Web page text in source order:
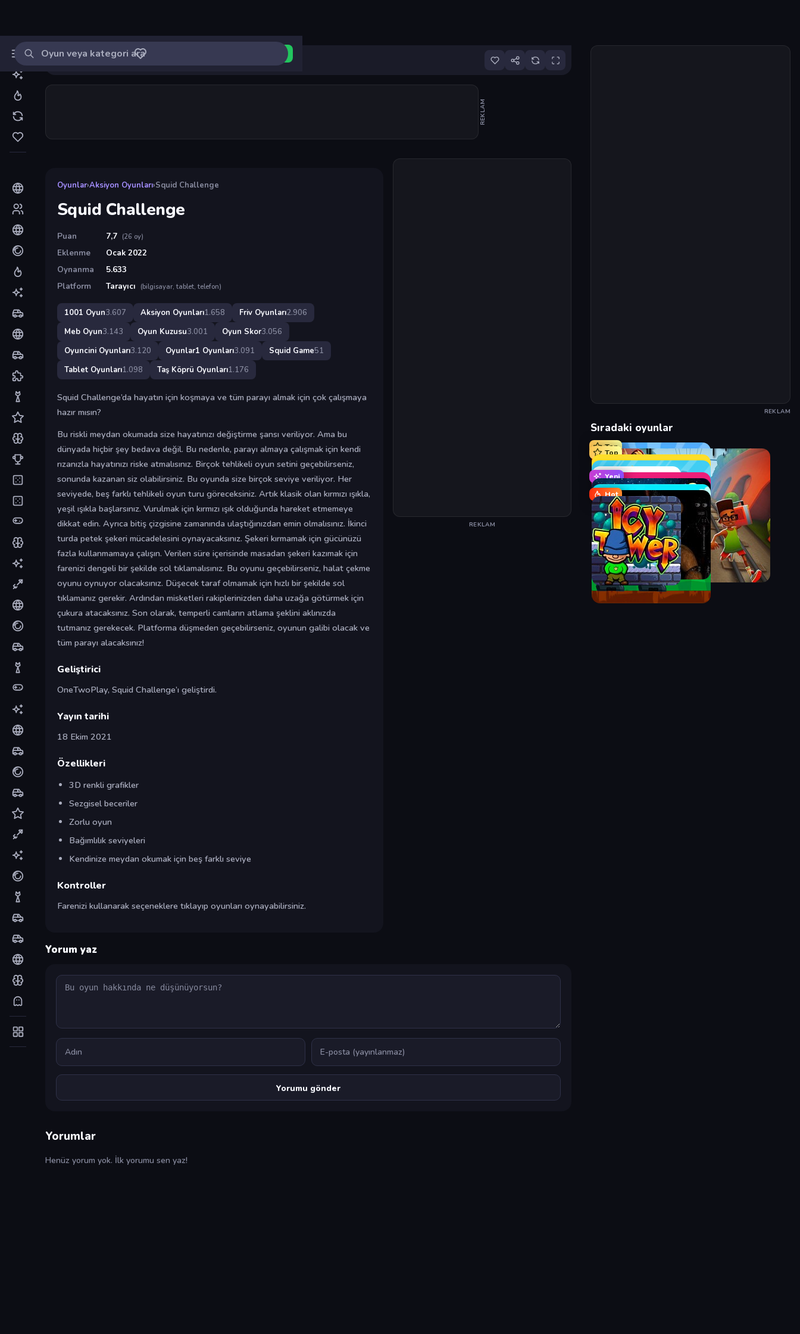
MinikOyuncu
Oyun ara
Oyunu başlat
Squid Challenge
REKLAM
REKLAM
Sıradaki oyunlar
Top
Top
Yeni
Hot
Oyunlar›Aksiyon Oyunları›Squid Challenge
Squid Challenge
Puan 7,7 (26 oy)
Eklenme
Ocak 2022
Oynanma
5.633
Platform
Tarayıcı (bilgisayar, tablet, telefon)
1001 Oyun3.607 Aksiyon Oyunları1.658 Friv Oyunları2.906
Meb Oyun3.143 Oyun Kuzusu3.001 Oyun Skor3.056
Oyuncini Oyunları3.120 Oyunlar1 Oyunları3.091 Squid Game51
Tablet Oyunları1.098 Taş Köprü Oyunları1.176
Squid Challenge’da hayatın için koşmaya ve tüm parayı almak için çok çalışmaya
hazır mısın?
Bu riskli meydan okumada size hayatınızı değiştirme şansı veriliyor. Ama bu
dünyada hiçbir şey bedava değil. Bu nedenle, parayı almaya çalışmak için kendi
rızanızla hayatınızı riske atmalısınız. Birçok tehlikeli oyun setini geçebilirseniz,
sonunda kazanan siz olabilirsiniz. Bu oyunda size birçok seviye veriliyor. Her
seviyede, beş farklı tehlikeli oyun turu göreceksiniz. Artık klasik olan kırmızı ışıkla,
yeşil ışıkla başlarsınız. Vurulmak için kırmızı ışık olduğunda hareket etmemeye
dikkat edin. Ayrıca bitiş çizgisine zamanında ulaştığınızdan emin olmalısınız. İkinci
turda petek şekeri mücadelesini oynayacaksınız. Şekeri kırmamak için gücünüzü
fazla kullanmamaya çalışın. Verilen süre içerisinde masadan şekeri kazımak için
farenizi dengeli bir şekilde sol tıklamalısınız. Bu oyunu geçebilirseniz, halat çekme
oyunu oynuyor olacaksınız. Düşecek taraf olmamak için hızlı bir şekilde sol
tıklamanız gerekir. Ardından misketleri rakiplerinizden daha uzağa götürmek için
çukura atacaksınız. Son olarak, temperli camların atlama şeklini aklınızda
tutmanız gerekecek. Platforma düşmeden geçebilirseniz, oyunun galibi olacak ve
tüm parayı alacaksınız!
Geliştirici
OneTwoPlay, Squid Challenge’ı geliştirdi.
Yayın tarihi
18 Ekim 2021
Özellikleri
3D renkli grafikler
Sezgisel beceriler
Zorlu oyun
Bağımlılık seviyeleri
Kendinize meydan okumak için beş farklı seviye
Kontroller
Farenizi kullanarak seçeneklere tıklayıp oyunları oynayabilirsiniz.
REKLAM
Yorum yaz
Yorum
Ad E-posta
Yorumlar
Henüz yorum yok. İlk yorumu sen yaz!